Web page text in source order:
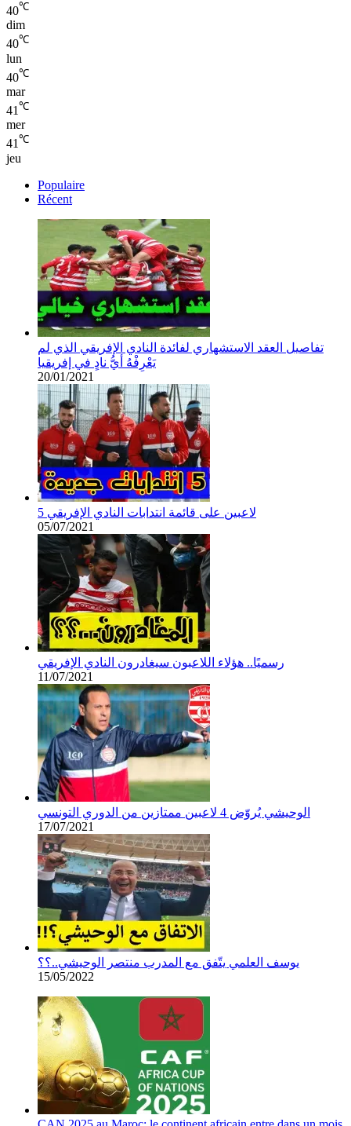
40℃
dim
40℃
lun
40℃
mar
41℃
mer
41℃
jeu
Populaire
Récent
تفاصيل العقد الاستشهاري لفائدة النادي الإفريقي الذي لم
يَعْرِفْهُ أيُّ نادٍ في إفريقيا
20/01/2021
5 لاعبين على قائمة انتدابات النادي الإفريقي
05/07/2021
رسميًا.. هؤلاء اللاعبون سيغادرون النادي الإفريقي
11/07/2021
الوحيشي يُروّض 4 لاعبين ممتازين من الدوري التونسي
17/07/2021
يوسف العلمي يتّفق مع المدرب منتصر الوحيشي..؟؟
15/05/2022